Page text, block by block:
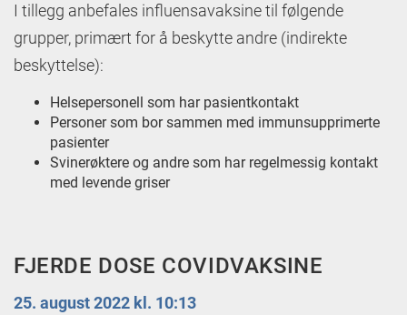
I tillegg anbefales influensavaksine til følgende
grupper, primært for å beskytte andre (indirekte
beskyttelse):
Helsepersonell som har pasientkontakt
Personer som bor sammen med immunsupprimerte
pasienter
Svinerøktere og andre som har regelmessig kontakt
med levende griser
FJERDE DOSE COVIDVAKSINE
25. august 2022 kl. 10:13